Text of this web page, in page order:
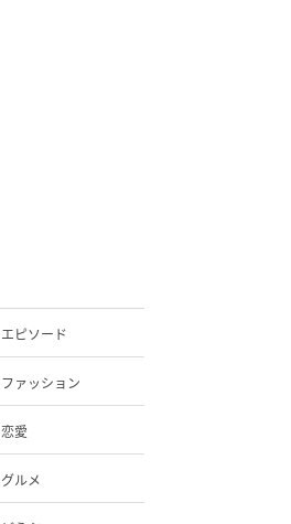
エピソード
ファッション
恋愛
グルメ